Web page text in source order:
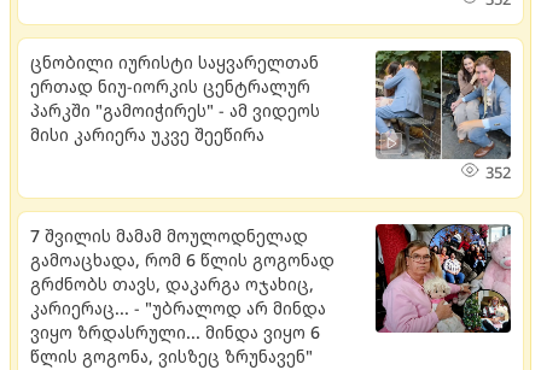
ცნობილი იურისტი საყვარელთან
ერთად ნიუ-იორკის ცენტრალურ
პარკში "გამოიჭირეს" - ამ ვიდეოს
მისი კარიერა უკვე შეეწირა
352
7 შვილის მამამ მოულოდნელად
გამოაცხადა, რომ 6 წლის გოგონად
გრძნობს თავს, დაკარგა ოჯახიც,
კარიერაც... - "უბრალოდ არ მინდა
ვიყო ზრდასრული... მინდა ვიყო 6
წლის გოგონა, ვისზეც ზრუნავენ"